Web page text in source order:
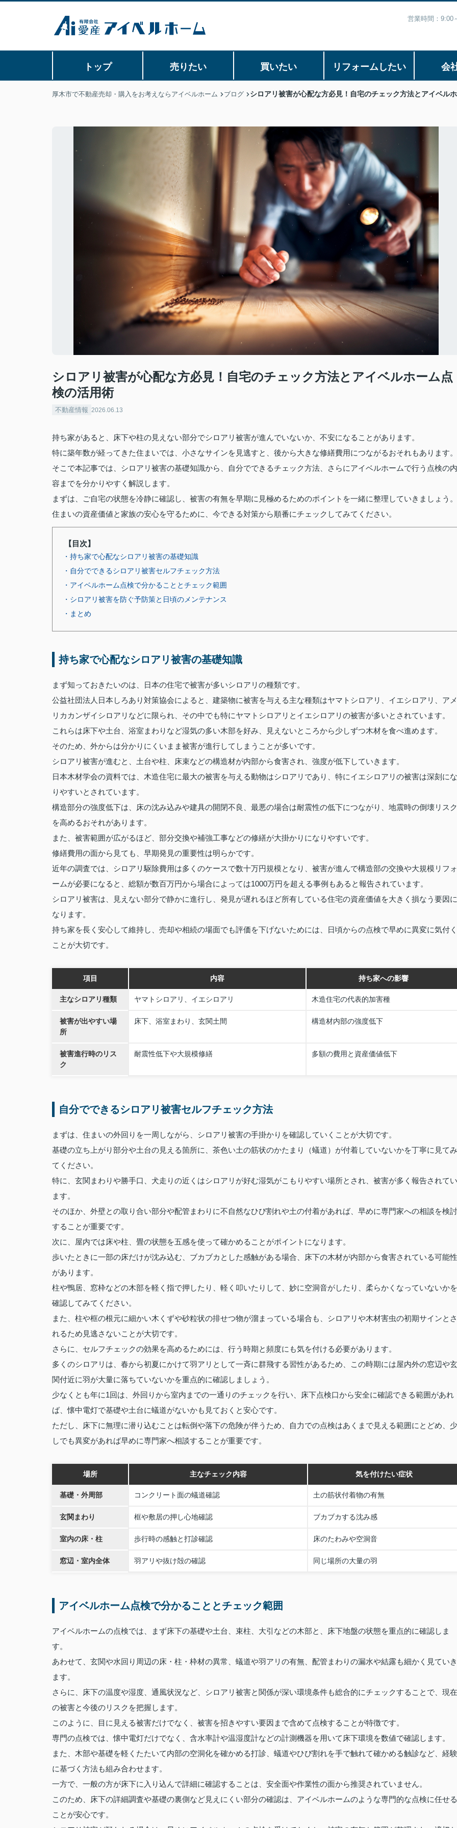
営業時間：
トップ 売りたい 買いたい リフォームしたい 会
厚木市で不動産売却・購入をお考えならアイベルホーム ブログ シロアリ被害が心配な方必見！自宅のチェック方法とアイベル
シロアリ被害が心配な方必見！自宅のチェック方法とアイベルホーム点
検の活用術
不動産情報 2026.06.13
持ち家があると、床下や柱の見えない部分でシロアリ被害が進んでいないか、不安になることがあります。
特に築年数が経ってきた住まいでは、小さなサインを見逃すと、後から大きな修繕費用につながるおそれもあります。
そこで本記事では、シロアリ被害の基礎知識から、自分でできるチェック方法、さらにアイベルホームで行う点検の内
容までを分かりやすく解説します。
まずは、ご自宅の状態を冷静に確認し、被害の有無を早期に見極めるためのポイントを一緒に整理していきましょう。
住まいの資産価値と家族の安心を守るために、今できる対策から順番にチェックしてみてください。
【目次】
・持ち家で心配なシロアリ被害の基礎知識
・自分でできるシロアリ被害セルフチェック方法
・アイベルホーム点検で分かることとチェック範囲
・シロアリ被害を防ぐ予防策と日頃のメンテナンス
・まとめ
持ち家で心配なシロアリ被害の基礎知識
まず知っておきたいのは、日本の住宅で被害が多いシロアリの種類です。
公益社団法人日本しろあり対策協会によると、建築物に被害を与える主な種類はヤマトシロアリ、イエシロアリ、アメ
リカカンザイシロアリなどに限られ、その中でも特にヤマトシロアリとイエシロアリの被害が多いとされています。
これらは床下や土台、浴室まわりなど湿気の多い木部を好み、見えないところから少しずつ木材を食べ進めます。
そのため、外からは分かりにくいまま被害が進行してしまうことが多いです。
シロアリ被害が進むと、土台や柱、床束などの構造材が内部から食害され、強度が低下していきます。
日本木材学会の資料では、木造住宅に最大の被害を与える動物はシロアリであり、特にイエシロアリの被害は深刻にな
りやすいとされています。
構造部分の強度低下は、床の沈み込みや建具の開閉不良、最悪の場合は耐震性の低下につながり、地震時の倒壊リスク
を高めるおそれがあります。
また、被害範囲が広がるほど、部分交換や補強工事などの修繕が大掛かりになりやすいです。
修繕費用の面から見ても、早期発見の重要性は明らかです。
近年の調査では、シロアリ駆除費用は多くのケースで数十万円規模となり、被害が進んで構造部の交換や大規模リフォ
ームが必要になると、総額が数百万円から場合によっては1000万円を超える事例もあると報告されています。
シロアリ被害は、見えない部分で静かに進行し、発見が遅れるほど所有している住宅の資産価値を大きく損なう要因に
なります。
持ち家を長く安心して維持し、売却や相続の場面でも評価を下げないためには、日頃からの点検で早めに異変に気付く
ことが大切です。
項目 内容 持ち家への影響
主なシロアリ種類 ヤマトシロアリ、イエシロアリ 木造住宅の代表的加害種
被害が出やすい場
所
床下、浴室まわり、玄関土間 構造材内部の強度低下
被害進行時のリス
ク
耐震性低下や大規模修繕 多額の費用と資産価値低下
自分でできるシロアリ被害セルフチェック方法
まずは、住まいの外回りを一周しながら、シロアリ被害の手掛かりを確認していくことが大切です。
基礎の立ち上がり部分や土台の見える箇所に、茶色い土の筋状のかたまり（蟻道）が付着していないかを丁寧に見てみ
てください。
特に、玄関まわりや勝手口、犬走りの近くはシロアリが好む湿気がこもりやすい場所とされ、被害が多く報告されてい
ます。
そのほか、外壁との取り合い部分や配管まわりに不自然なひび割れや土の付着があれば、早めに専門家への相談を検討
することが重要です。
次に、屋内では床や柱、畳の状態を五感を使って確かめることがポイントになります。
歩いたときに一部の床だけが沈み込む、ブカブカとした感触がある場合、床下の木材が内部から食害されている可能性
があります。
柱や鴨居、窓枠などの木部を軽く指で押したり、軽く叩いたりして、妙に空洞音がしたり、柔らかくなっていないかを
確認してみてください。
また、柱や框の根元に細かい木くずや砂粒状の排せつ物が溜まっている場合も、シロアリや木材害虫の初期サインとさ
れるため見逃さないことが大切です。
さらに、セルフチェックの効果を高めるためには、行う時期と頻度にも気を付ける必要があります。
多くのシロアリは、春から初夏にかけて羽アリとして一斉に群飛する習性があるため、この時期には屋内外の窓辺や玄
関付近に羽が大量に落ちていないかを重点的に確認しましょう。
少なくとも年に1回は、外回りから室内までの一通りのチェックを行い、床下点検口から安全に確認できる範囲があれ
ば、懐中電灯で基礎や土台に蟻道がないかも見ておくと安心です。
ただし、床下に無理に潜り込むことは転倒や落下の危険が伴うため、自力での点検はあくまで見える範囲にとどめ、少
しでも異変があれば早めに専門家へ相談することが重要です。
場所 主なチェック内容 気を付けたい症状
基礎・外周部 コンクリート面の蟻道確認 土の筋状付着物の有無
玄関まわり 框や敷居の押し心地確認 ブカブカする沈み感
室内の床・柱 歩行時の感触と打診確認 床のたわみや空洞音
窓辺・室内全体 羽アリや抜け殻の確認 同じ場所の大量の羽
アイベルホーム点検で分かることとチェック範囲
アイベルホームの点検では、まず床下の基礎や土台、束柱、大引などの木部と、床下地盤の状態を重点的に確認しま
す。
あわせて、玄関や水回り周辺の床・柱・枠材の異常、蟻道や羽アリの有無、配管まわりの漏水や結露も細かく見ていき
ます。
さらに、床下の温度や湿度、通風状況など、シロアリ被害と関係が深い環境条件も総合的にチェックすることで、現在
の被害と今後のリスクを把握します。
このように、目に見える被害だけでなく、被害を招きやすい要因まで含めて点検することが特徴です。
専門の点検では、懐中電灯だけでなく、含水率計や温湿度計などの計測機器を用いて床下環境を数値で確認します。
また、木部や基礎を軽くたたいて内部の空洞化を確かめる打診、蟻道やひび割れを手で触れて確かめる触診など、経験
に基づく方法も組み合わせます。
一方で、一般の方が床下に入り込んで詳細に確認することは、安全面や作業性の面から推奨されていません。
このため、床下の詳細調査や基礎の裏側など見えにくい部分の確認は、アイベルホームのような専門的な点検に任せる
ことが安心です。